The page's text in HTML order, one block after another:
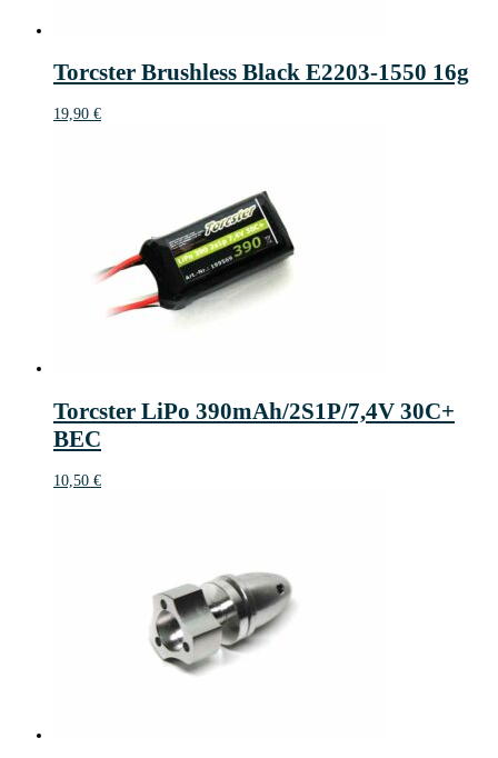
Torcster Brushless Black E2203-1550 16g
19,90 €
Torcster LiPo 390mAh/2S1P/7,4V 30C+
BEC
10,50 €